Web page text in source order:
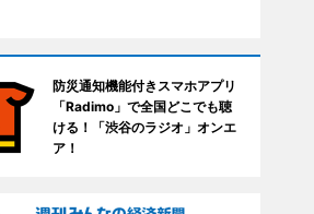
防災通知機能付きスマホアプリ
「Radimo」で全国どこでも聴
ける！「渋谷のラジオ」オンエ
ア！